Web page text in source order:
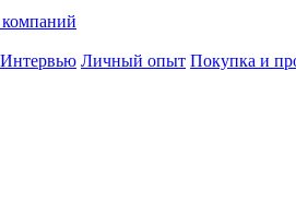
Интервью Личный опыт Покупка и